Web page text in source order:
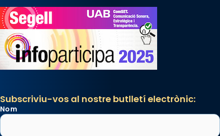
Subscriviu-vos al nostre butlletí electrònic:
Nom